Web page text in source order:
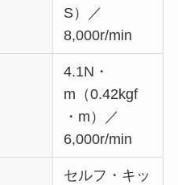
S）／
8,000r/min
4.1N・
m（0.42kgf
・m）／
6,000r/min
セルフ・キッ